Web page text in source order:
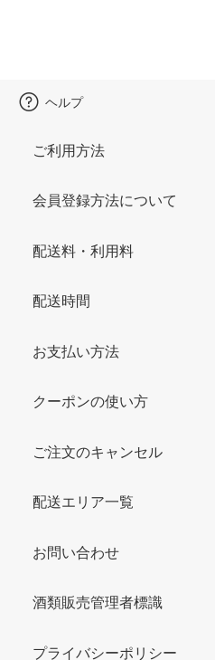
ヘルプ
ご利用方法
会員登録方法について
配送料・利用料
配送時間
お支払い方法
クーポンの使い方
ご注文のキャンセル
配送エリア一覧
お問い合わせ
酒類販売管理者標識
プライバシーポリシー